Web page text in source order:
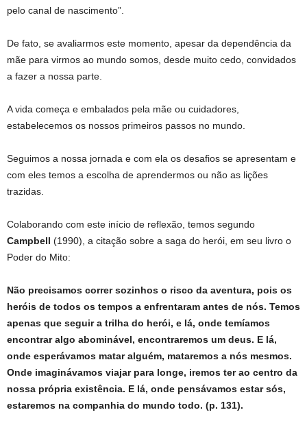
pelo canal de nascimento”.
De fato, se avaliarmos este momento, apesar da dependência da
mãe para virmos ao mundo somos, desde muito cedo, convidados
a fazer a nossa parte.
A vida começa e embalados pela mãe ou cuidadores,
estabelecemos os nossos primeiros passos no mundo.
Seguimos a nossa jornada e com ela os desafios se apresentam e
com eles temos a escolha de aprendermos ou não as lições
trazidas.
Colaborando com este início de reflexão, temos segundo
Campbell (1990), a citação sobre a saga do herói, em seu livro o
Poder do Mito:
Não precisamos correr sozinhos o risco da aventura, pois os
heróis de todos os tempos a enfrentaram antes de nós. Temos
apenas que seguir a trilha do herói, e lá, onde temíamos
encontrar algo abominável, encontraremos um deus. E lá,
onde esperávamos matar alguém, mataremos a nós mesmos.
Onde imaginávamos viajar para longe, iremos ter ao centro da
nossa própria existência. E lá, onde pensávamos estar sós,
estaremos na companhia do mundo todo. (p. 131).